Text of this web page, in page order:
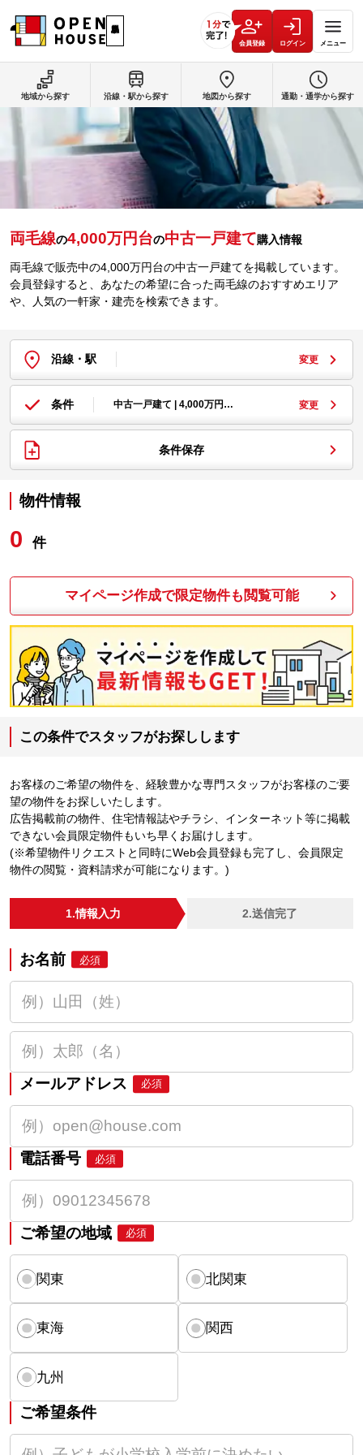
会員登録 ログイン メニュー
両毛線の4,000万円台の中古一戸建て購入情報
両毛線で販売中の4,000万円台の中古一戸建てを掲載しています。
会員登録すると、あなたの希望に合った両毛線のおすすめエリア
や、人気の一軒家・建売を検索できます。
沿線・駅 変更
条件 中古一戸建て | 4,000万円… 変更
条件保存
物件情報
0 件
マイページ作成で限定物件も閲覧可能
この条件でスタッフがお探しします
お客様のご希望の物件を、経験豊かな専門スタッフがお客様のご要
望の物件をお探しいたします。
広告掲載前の物件、住宅情報誌やチラシ、インターネット等に掲載
できない会員限定物件もいち早くお届けします。
(※希望物件リクエストと同時にWeb会員登録も完了し、会員限定
物件の閲覧・資料請求が可能になります。)
1.情報入力 2.送信完了
お名前 必須
メールアドレス 必須
電話番号 必須
ご希望の地域 必須
関東 北関東
東海 関西
九州
ご希望条件
地域から探す 沿線・駅から探す 地図から探す 通勤・通学から探す